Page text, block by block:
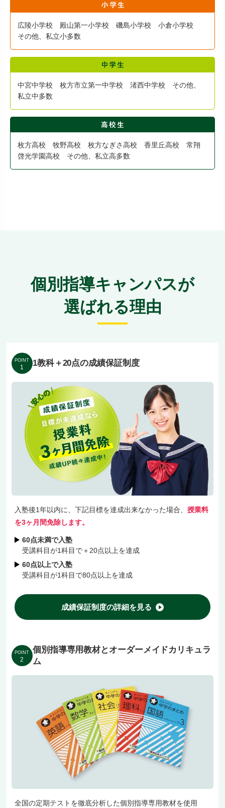
広陵小学校 殿山第一小学校 磯島小学校 小倉小学校
その他、私立小多数
中宮中学校 枚方市立第一中学校 渚西中学校 その他、
私立中多数
枚方高校 牧野高校 枚方なぎさ高校 香里丘高校 常翔
啓光学園高校 その他、私立高多数
個別指導キャンパスが
選ばれる理由
POINT
1 1教科＋20点の成績保証制度
入塾後1年以内に、下記目標を達成出来なかった場合、 授業料
を3ヶ月間免除します。
60点未満で入塾
受講科目が1科目で＋20点以上を達成
60点以上で入塾
受講科目が1科目で80点以上を達成
成績保証制度の詳細を見る
POINT
2
個別指導専用教材とオーダーメイドカリキュラ
ム
全国の定期テストを徹底分析した個別指導専用教材を使用